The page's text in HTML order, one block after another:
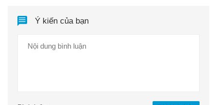
Ý kiến của bạn